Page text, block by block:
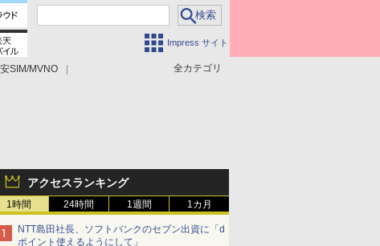
Impress サイト
全カテゴリ
SIM/MVNO
アクセスランキング
1時間 24時間 1週間 1カ月
NTT島田社長、ソフトバンクのセブン出資に「d
ポイント使えるようにして」